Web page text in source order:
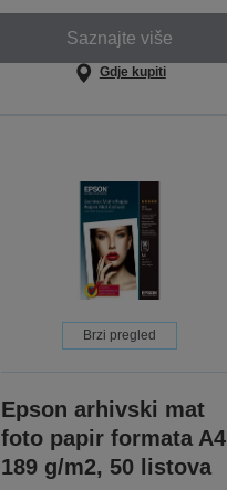
Saznajte više
Gdje kupiti
Brzi pregled
Epson arhivski mat
foto papir formata A4
189 g/m2, 50 listova